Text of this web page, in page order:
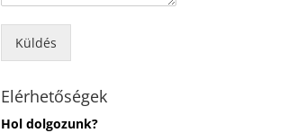
Küldés
Elérhetőségek
Hol dolgozunk?